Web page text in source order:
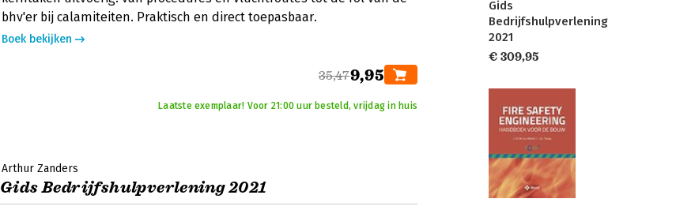
bhv'er bij calamiteiten. Praktisch en direct toepasbaar.
Boek bekijken
35,479,95
Laatste exemplaar! Voor 21:00 uur besteld, vrijdag in huis
Arthur Zanders
Gids Bedrijfshulpverlening 2021
Gids
Bedrijfshulpverlening
2021
€ 309,95